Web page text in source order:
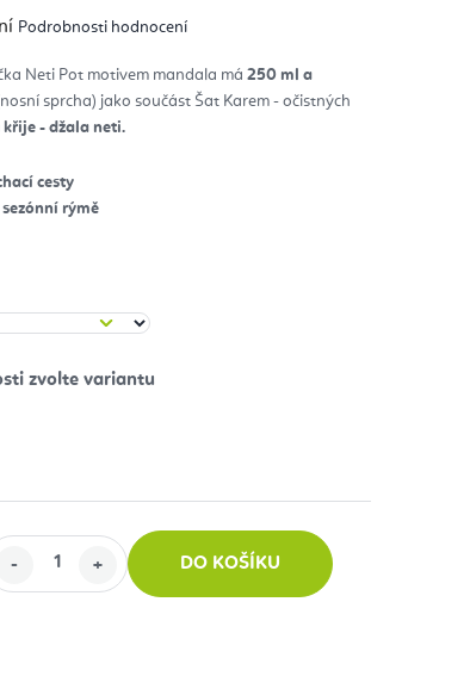
Podrobnosti hodnocení
Neti Pot motivem mandala má 250 ml a
sprcha) jako součást Šat Karem - očistných
křije - džala neti.
cesty
rýmě
DO KOŠÍKU